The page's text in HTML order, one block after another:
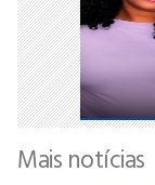
Mais notícias